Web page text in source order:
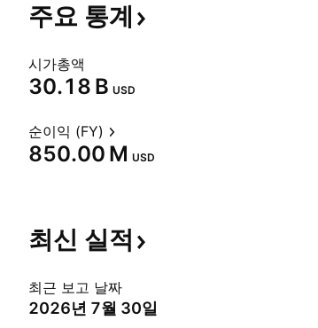
주요 통계
시가총액
‪30.18 B‬ USD
순이익 (FY)
‪850.00 M‬ USD
최신 실적
최근 보고 날짜
2026년 7월 30일